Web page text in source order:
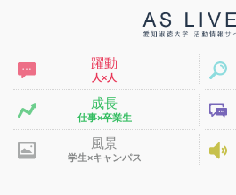
躍動
人×人
成長
仕事×卒業生
風景
学生×キャンパス